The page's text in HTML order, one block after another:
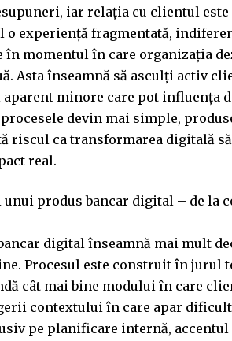
iar relația cu clientul
experiență fragmentată,
momentul în care organizația
Asta înseamnă să asculți activ
minore care pot influența
devin mai simple,
riscul ca transformarea digitală
real.
produs bancar digital – de la
digital înseamnă mai mult
Procesul este construit în jurul
cât mai bine modului în care
contextului în care apar
pe planificare internă, accentul